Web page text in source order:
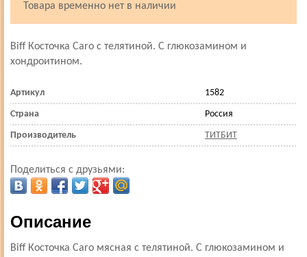
Товара временно нет в наличии
Biff Косточка Caro с телятиной. С глюкозамином и
хондроитином.
Артикул 1582
Страна Россия
Производитель ТИТБИТ
Поделиться с друзьями:
Описание
Biff Косточка Caro мясная с телятиной. С глюкозамином и